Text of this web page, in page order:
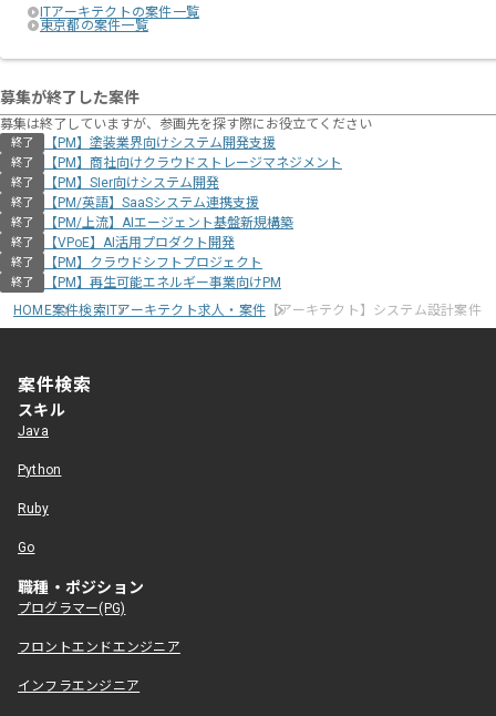
ITアーキテクトの案件一覧
東京都の案件一覧
募集が終了した案件
募集は終了していますが、参画先を探す際にお役立てください
終了 【PM】塗装業界向けシステム開発支援
終了 【PM】商社向けクラウドストレージマネジメント
終了 【PM】SIer向けシステム開発
終了 【PM/英語】SaaSシステム連携支援
終了 【PM/上流】AIエージェント基盤新規構築
終了 【VPoE】AI活用プロダクト開発
終了 【PM】クラウドシフトプロジェクト
終了
【PM】再生可能エネルギー事業向けPM
HOME案件検索ITアーキテクト求人・案件 【アーキテクト】システム設計案件
案件検索
スキル
Java
Python
Ruby
Go
職種・ポジション
プログラマー(PG)
フロントエンドエンジニア
インフラエンジニア